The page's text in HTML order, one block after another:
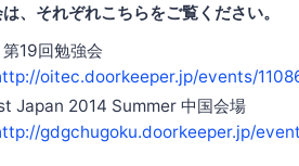
、それぞれこちらをご覧ください。
19回勉強会
oitec.doorkeeper.jp/events/
Japan 2014 Summer 中国会場
gdgchugoku.doorkeeper.jp/